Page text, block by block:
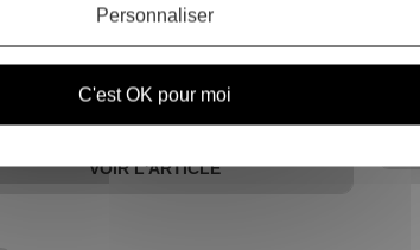
vie quel objet magique il aimerait posséder.
Harry Potter, nous en avons sélectionné d...
VOIR L'ARTICLE
C'est OK pour moi
Personnaliser